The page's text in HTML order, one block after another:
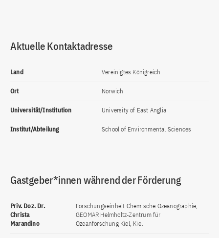
Aktuelle Kontaktadresse
Land Vereinigtes Königreich
Ort Norwich
Universität/Institution University of East Anglia
Institut/Abteilung School of Environmental Sciences
Gastgeber*innen während der Förderung
Priv. Doz. Dr.
Christa
Marandino
Forschungseinheit Chemische Ozeanographie,
GEOMAR Helmholtz-Zentrum für
Ozeanforschung Kiel, Kiel